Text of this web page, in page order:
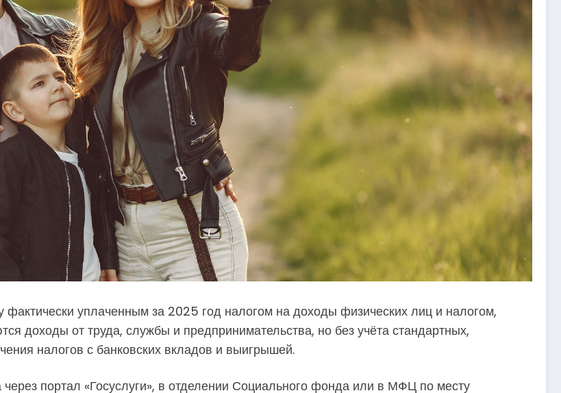
уплаченным за 2025 год налогом на доходы физических лиц и налогом,
доходы от труда, службы и предпринимательства, но без учёта стандартных,
налогов с банковских вкладов и выигрышей.
портал «Госуслуги», в отделении Социального фонда или в МФЦ по месту